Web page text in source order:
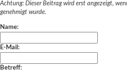
Achtung: Dieser Beitrag wird erst angezeigt,
genehmigt wurde.
Name:
E-Mail:
Betreff: